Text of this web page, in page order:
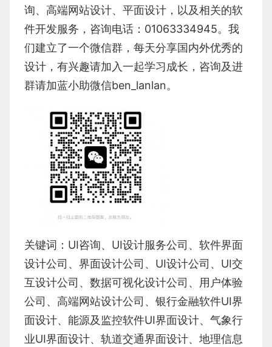
询、 高端网站设计、 平面设计 ，以及相关的软
件开发服务，咨询电话：01063334945。我
们建立了一个微信群，每天分享国内外优秀的
设计，有兴趣请加入一起学习成长，咨询及进
群请加蓝小助微信ben_lanlan。
关键词： UI咨询、 UI设计服务公司 、 软件界面
设计公司、界面设计公司、 UI设计公司 、 UI交
互设计公司 、 数据可视化设计公司 、 用户体验
公司 、 高端网站设计公司 、 银行金融软件UI界
面设计、 能源及监控软件UI界面设计、 气象行
业UI界面设计、 轨道交通界面设计、 地理信息